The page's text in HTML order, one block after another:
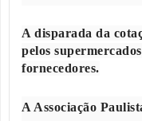
A disparada da
pelos
fornecedores.
A Associação